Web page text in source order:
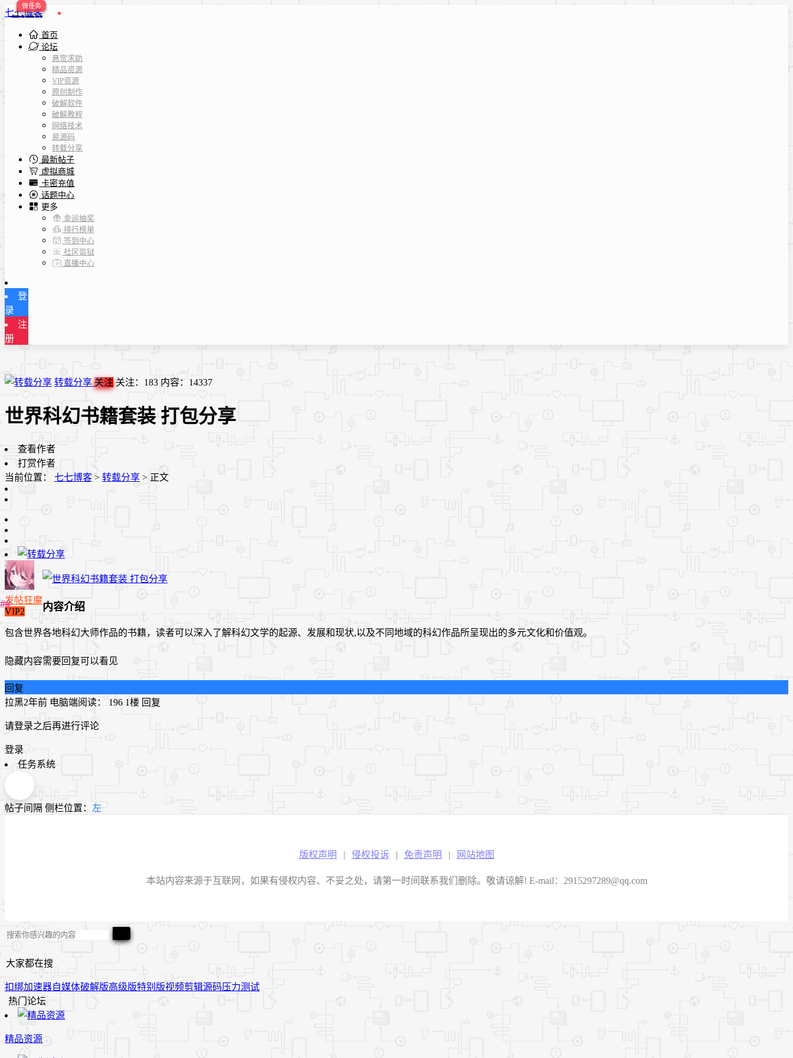
七七博客
首页
论坛
悬赏求助
精品资源
VIP资源
原创制作
破解软件
破解教程
网络技术
易源码
转载分享
最新帖子
虚拟商城
卡密充值
话题中心
更多
幸运抽奖
排行榜单
签到中心
社区监狱
直播中心
登
录
注
册
转载分享关注 关注： 183 内容： 14337
世界科幻书籍套装 打包分享
查看作者
打赏作者
当前位置： 七七博客 > 转载分享 > 正文
发帖狂魔
VIP2
内容介绍
包含世界各地科幻大师作品的书籍，读者可以深入了解科幻文学的起源、发展和现状,以及不同地域的科幻作品所呈现出的多元文化和价值观。
隐藏内容需要回复可以看见
回复
拉黑2年前 电脑端阅读： 196 1楼 回复
请登录之后再进行评论
登录
任务系统
帖子间隔 侧栏位置： 左
版权声明 | 侵权投诉 | 免责声明 | 网站地图
本站内容来源于互联网，如果有侵权内容、不妥之处，请第一时间联系我们删除。敬请谅解! E-mail：2915297289@qq.com
大家都在搜
扣绑加速器自媒体破解版高级版特别版视频剪辑源码压力测试
热门论坛
精品资源